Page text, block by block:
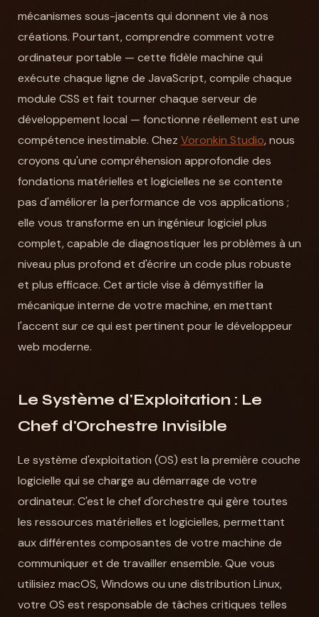
mécanismes sous-jacents qui donnent vie à nos
créations. Pourtant, comprendre comment votre
ordinateur portable — cette fidèle machine qui
exécute chaque ligne de JavaScript, compile chaque
module CSS et fait tourner chaque serveur de
développement local — fonctionne réellement est une
compétence inestimable. Chez Voronkin Studio, nous
croyons qu'une compréhension approfondie des
fondations matérielles et logicielles ne se contente
pas d'améliorer la performance de vos applications ;
elle vous transforme en un ingénieur logiciel plus
complet, capable de diagnostiquer les problèmes à un
niveau plus profond et d'écrire un code plus robuste
et plus efficace. Cet article vise à démystifier la
mécanique interne de votre machine, en mettant
l'accent sur ce qui est pertinent pour le développeur
web moderne.
Le Système d'Exploitation : Le
Chef d'Orchestre Invisible
Le système d'exploitation (OS) est la première couche
logicielle qui se charge au démarrage de votre
ordinateur. C'est le chef d'orchestre qui gère toutes
les ressources matérielles et logicielles, permettant
aux différentes composantes de votre machine de
communiquer et de travailler ensemble. Que vous
utilisiez macOS, Windows ou une distribution Linux,
votre OS est responsable de tâches critiques telles